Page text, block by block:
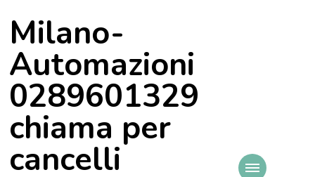
Milano-
Automazioni
0289601329
chiama per
cancelli